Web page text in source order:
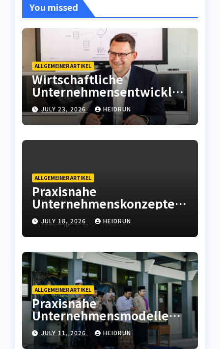
You missed
ALLGEMEINER ARTIKEL
Wirtschaftliche
Unternehmensentwicklun
g mit moderner
Betriebsstrategie
JULY 23, 2026 HEIDRUN
ALLGEMEINER ARTIKEL
Praxisnahe
Unternehmenskonzepte
mit wirtschaftlicher
Weitsicht
JULY 18, 2026 HEIDRUN
ALLGEMEINER ARTIKEL
Praxisnahe
Unternehmensmodelle
für wirtschaftliche
Prozesssicherheit
JULY 11, 2026 HEIDRUN